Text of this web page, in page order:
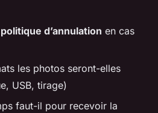
politique d’annulation en cas
les photos seront-elles
USB, tirage)
faut-il pour recevoir la